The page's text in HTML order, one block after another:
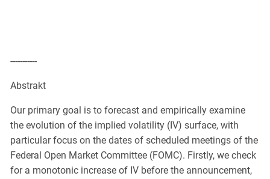
-----------
Abstrakt
Our primary goal is to forecast and empirically examine
the evolution of the implied volatility (IV) surface, with
particular focus on the dates of scheduled meetings of the
Federal Open Market Committee (FOMC). Firstly, we check
for a monotonic increase of IV before the announcement,